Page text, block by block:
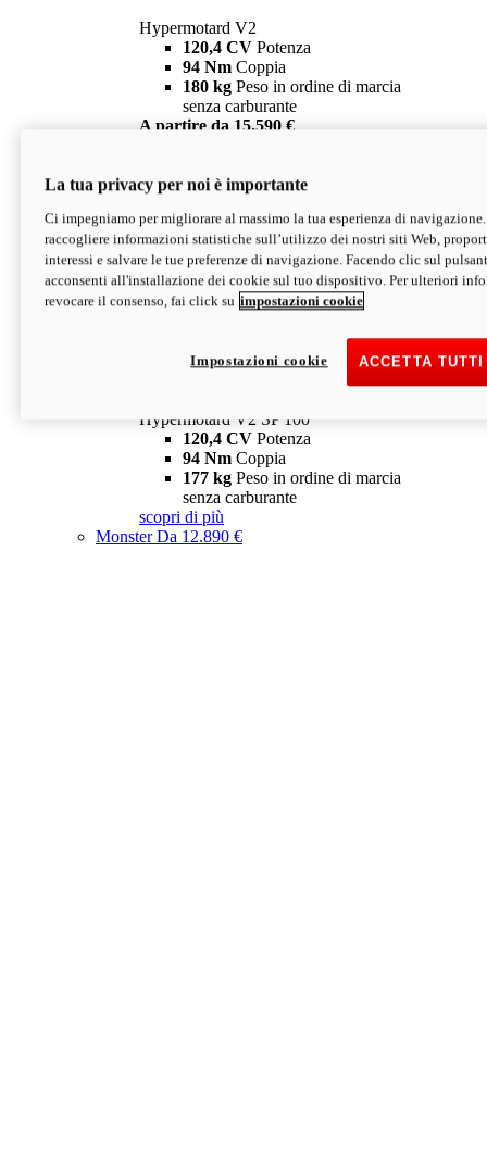
Hypermotard V2
120,4 CV Potenza
94 Nm Coppia
180 kg Peso in ordine di marcia
senza carburante
A partire da 15.590 €
V2 SP
Hypermotard V2 SP
120,4 CVPotenza
94 NmCoppia
177 kgPeso in ordine di marcia
senza carburante
Depotenziata 35 kW: 18.890 € i
configura scopri di più
Hypermotard V2 SP 100
120,4 CV Potenza
94 Nm Coppia
177 kg Peso in ordine di marcia
senza carburante
scopri di più
MonsterDa 12.890 €
La tua privacy per noi è importante
Ci impegniamo per migliorare al massimo la tua esperienza di
raccogliere informazioni statistiche sull’utilizzo dei nostri siti Web,
interessi e salvare le tue preferenze di navigazione. Facendo clic sul
acconsenti all'installazione dei cookie sul tuo dispositivo. Per ulteriori
revocare il consenso, fai click su impostazioni cookie
ACCETTA
Impostazioni cookie